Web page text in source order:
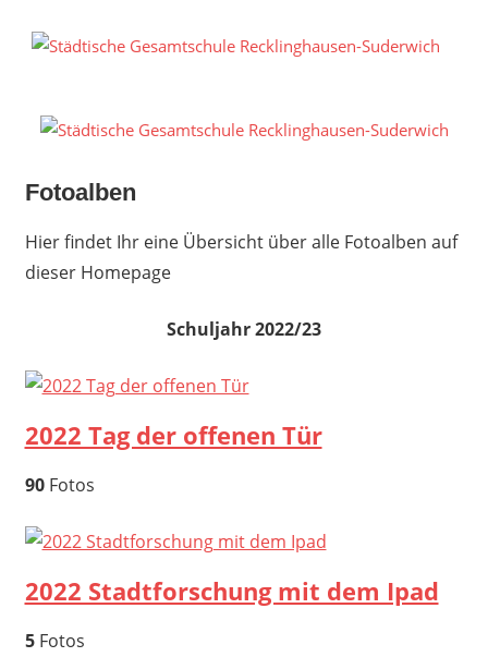
Inhalt
Fotoalben
Hier findet Ihr eine Übersicht über alle Fotoalben auf
dieser Homepage
Schuljahr 2022/23
2022 Tag der offenen Tür
90Fotos
2022 Stadtforschung mit dem Ipad
5Fotos